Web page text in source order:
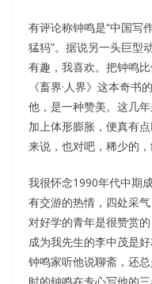
有评论称钟鸣是“中国写
猛犸”。据说另一头巨型
有趣，我喜欢。把钟鸣
《畜界·人界》这本奇
他，是一种赞美。这几
加上体形膨胀，便真有
来说，也对吧，稀少的，
我很怀念1990年代中期
有交游的热情，四处采
对好学的青年是很赞赏
成为我先生的李中茂是
钟鸣家听他说聊斋，还